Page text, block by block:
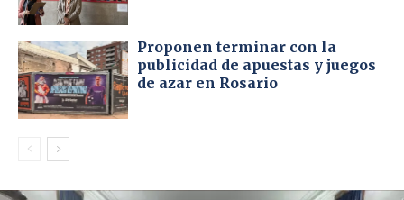
Proponen terminar con la
publicidad de apuestas y juegos
de azar en Rosario